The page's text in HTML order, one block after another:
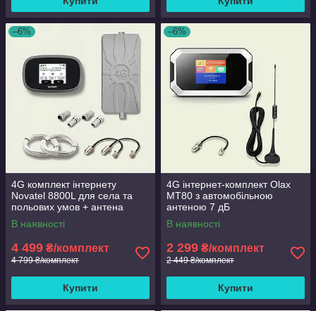
–6%
4G комплект інтернету
Novatel 8800L для села та
польових умов + антена
Spider MIMO 2x16 дБ
В наявності
4 499 ₴/комплект
4 799 ₴/комплект
Купити
–6%
4G інтернет-комплект Olax
MT80 з автомобільною
антеною 7 дБ
В наявності
2 299 ₴/комплект
2 449 ₴/комплект
Купити